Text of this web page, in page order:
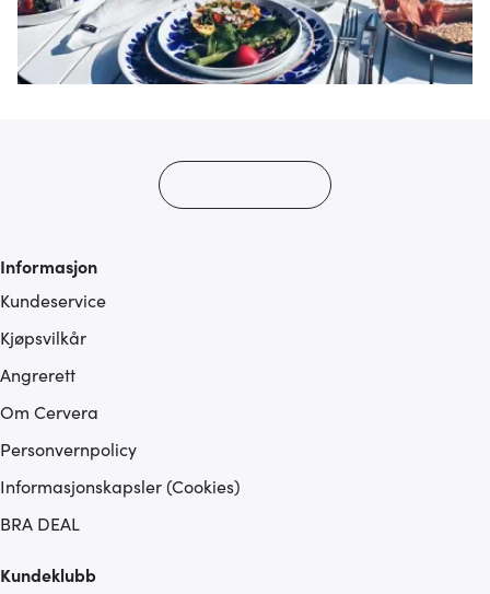
annonsering og analysearbeid, som kan kombinere den
med annen informasjon du har gjort tilgjengelig for dem,
eller som de har samlet inn gjennom din bruk av
Informasjon
Kundeservice
Kjøpsvilkår
Angrerett
Om Cervera
Personvernpolicy
Informasjonskapsler (Cookies)
BRA DEAL
Kundeklubb